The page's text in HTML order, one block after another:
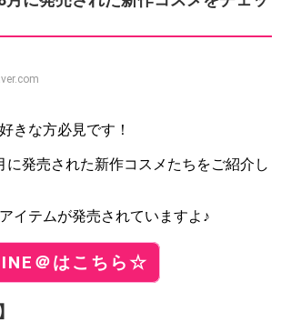
きな方必見です！
に発売された新作コスメたちをご紹介し
イテムが発売されていますよ♪
＠はこちら☆